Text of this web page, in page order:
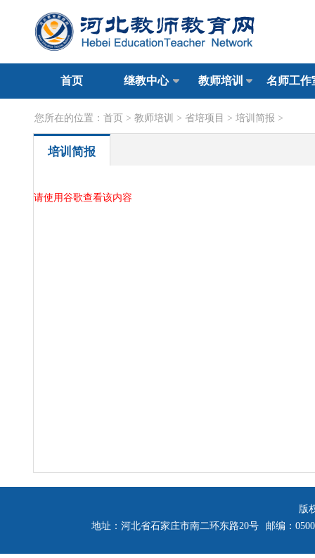
首页 继教中心 教师培训 名师工作
您所在的位置： 首页 > 教师培训 > 省培项目 > 培训简报 >
培训简报
请使用谷歌查看该内容
版
地址：河北省石家庄市南二环东路20号
邮编：